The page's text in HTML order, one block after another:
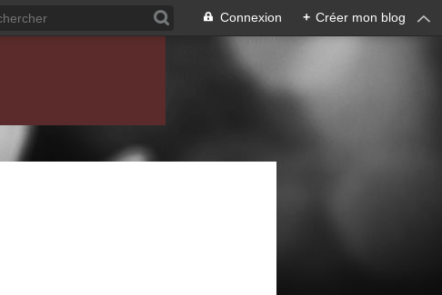
Connexion + Créer mon blog